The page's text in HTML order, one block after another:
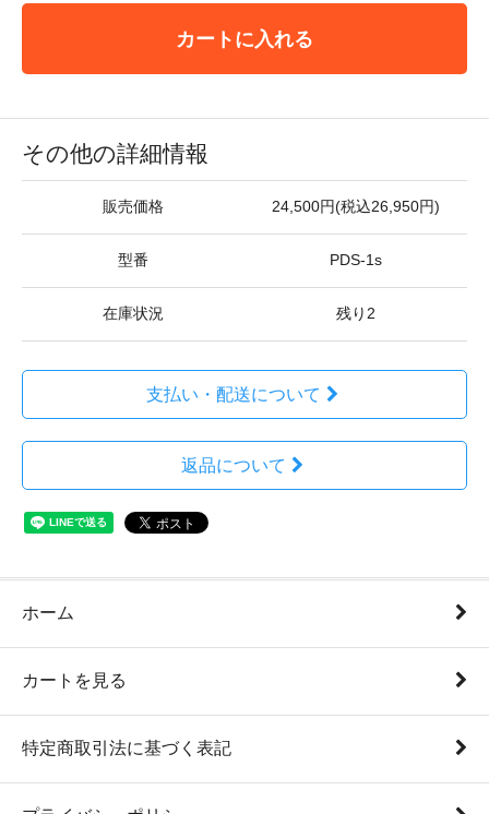
カートに入れる
その他の詳細情報
販売価格 24,500円(税込26,950円)
型番 PDS-1s
在庫状況 残り2
支払い・配送について
返品について
ホーム
カートを見る
特定商取引法に基づく表記